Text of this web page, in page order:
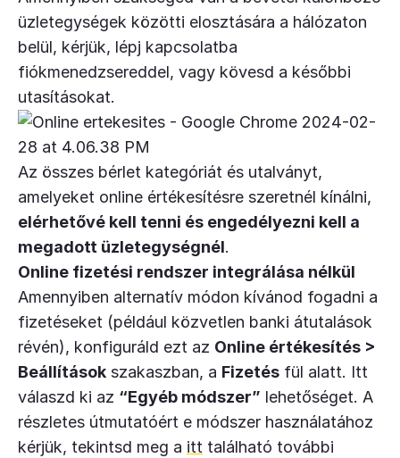
üzletegységek közötti elosztására a hálózaton
belül, kérjük, lépj kapcsolatba
fiókmenedzsereddel, vagy kövesd a későbbi
utasításokat.
Az összes bérlet kategóriát és utalványt,
amelyeket online értékesítésre szeretnél kínálni,
elérhetővé kell tenni és engedélyezni kell a
megadott üzletegységnél.
Online fizetési rendszer integrálása nélkül
Amennyiben alternatív módon kívánod fogadni a
fizetéseket (például közvetlen banki átutalások
révén), konfiguráld ezt az Online értékesítés >
Beállítások szakaszban, a Fizetés fül alatt. Itt
válaszd ki az “Egyéb módszer” lehetőséget. A
részletes útmutatóért e módszer használatához
kérjük, tekintsd meg a itt található további